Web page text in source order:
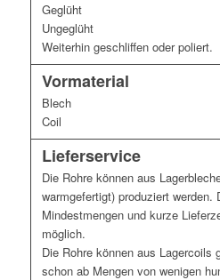
Geglüht
Ungeglüht
Weiterhin geschliffen oder poliert.
Vormaterial
Blech
Coil
Lieferservice
Die Rohre können aus
warmgefertigt) produziert werden.
Mindestmengen und kurze
möglich.
Die Rohre können aus Lagercoils
schon ab Mengen von wenigen